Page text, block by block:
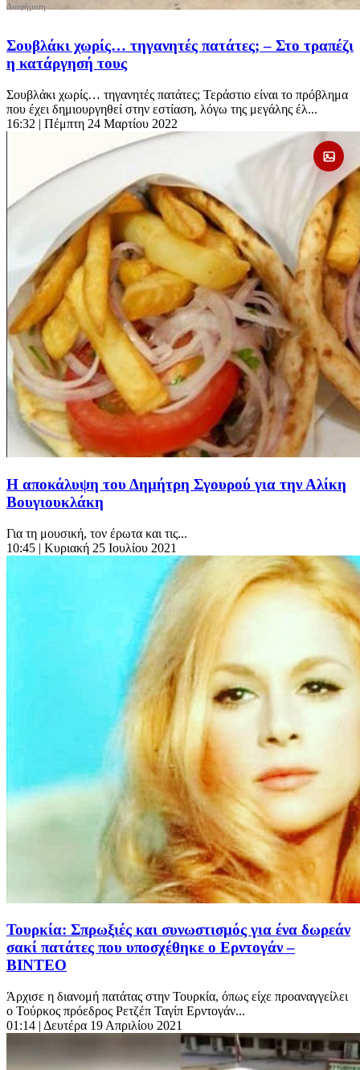
Σουβλάκι χωρίς… τηγανητές πατάτες; – Στο τραπέζι
η κατάργησή τους
Σουβλάκι χωρίς… τηγανητές πατάτες; Τεράστιο είναι το πρόβλημα
που έχει δημιουργηθεί στην εστίαση, λόγω της μεγάλης έλ...
16:32 | Πέμπτη 24 Μαρτίου 2022
Η αποκάλυψη του Δημήτρη Σγουρού για την Αλίκη
Βουγιουκλάκη
Για τη μουσική, τον έρωτα και τις...
10:45 | Κυριακή 25 Ιουλίου 2021
Τουρκία: Σπρωξιές και συνωστισμός για ένα δωρεάν
σακί πατάτες που υποσχέθηκε ο Ερντογάν –
ΒΙΝΤΕΟ
Άρχισε η διανομή πατάτας στην Τουρκία, όπως είχε προαναγγείλει
ο Τούρκος πρόεδρος Ρετζέπ Ταγίπ Ερντογάν...
01:14 | Δευτέρα 19 Απριλίου 2021